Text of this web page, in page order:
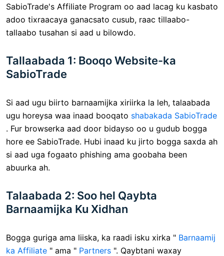
SabioTrade's Affiliate Program oo aad lacag ku kasbato
adoo tixraacaya ganacsato cusub, raac tillaabo-
tallaabo tusahan si aad u bilowdo.
Tallaabada 1: Booqo Website-ka
SabioTrade
Si aad ugu biirto barnaamijka xiriirka la leh, talaabada
ugu horeysa waa inaad booqato shabakada SabioTrade
. Fur browserka aad door bidayso oo u gudub bogga
hore ee SabioTrade. Hubi inaad ku jirto bogga saxda ah
si aad uga fogaato phishing ama goobaha been
abuurka ah.
Talaabada 2: Soo hel Qaybta
Barnaamijka Ku Xidhan
Bogga guriga ama liiska, ka raadi isku xirka " Barnaamij
ka Affiliate " ama " Partners ". Qaybtani waxay